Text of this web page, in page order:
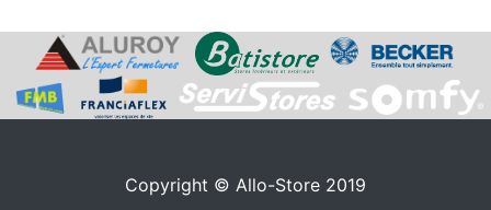
Copyright © Allo-Store 2019